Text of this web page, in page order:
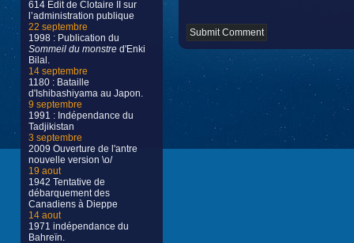
614 Édit de Clotaire II sur
l’administration publique
22 septembre
1998 : Publication du
Sommeil du monstre d'Enki
Bilal.
14 septembre
1180 : Bataille
d'Ishibashiyama au Japon.
9 septembre
1991 : Indépendance du
Tadjikistan
3 septembre
2009 Ouverture de l'antre
nouvelle version \o/
19 aout
1942 Tentative de
débarquement des
Canadiens à Dieppe
14 aout
1971 indépendance du
Bahreïn.